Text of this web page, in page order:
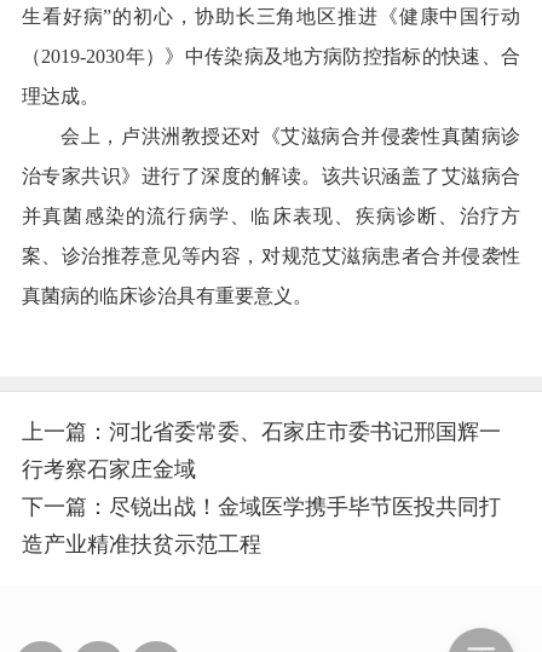
生看好病”的初心，协助长三角地区推进《健康中国行动
（2019-2030年）》中传染病及地方病防控指标的快速、合
理达成。
会上，卢洪洲教授还对《艾滋病合并侵袭性真菌病诊
治专家共识》进行了深度的解读。该共识涵盖了艾滋病合
并真菌感染的流行病学、临床表现、疾病诊断、治疗方
案、诊治推荐意见等内容，对规范艾滋病患者合并侵袭性
真菌病的临床诊治具有重要意义。
上一篇：河北省委常委、石家庄市委书记邢国辉一
行考察石家庄金域
下一篇：尽锐出战！金域医学携手毕节医投共同打
造产业精准扶贫示范工程